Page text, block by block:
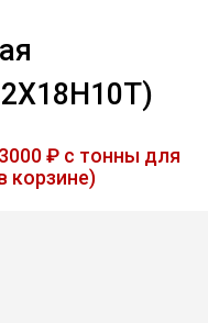
₽ с тонны для
корзине)